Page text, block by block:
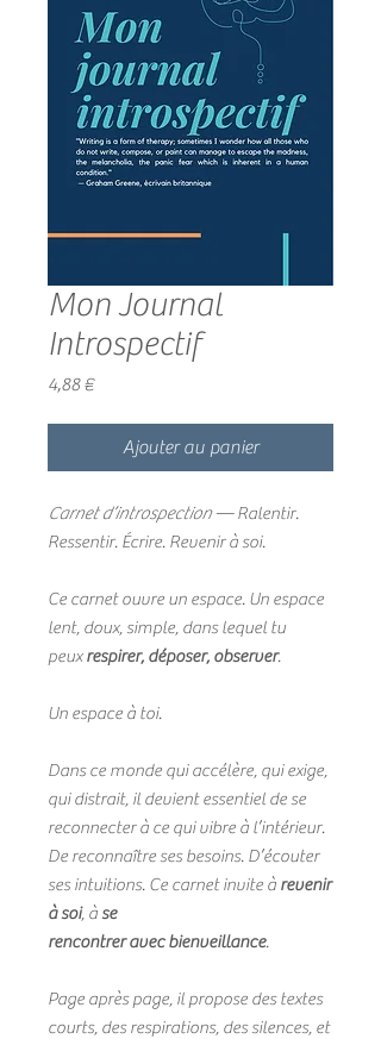
Mon Journal
Introspectif
4,88 €Prix
Ajouter au panier
Carnet d’introspection— Ralentir.
Ressentir. Écrire. Revenir à soi.
Ce carnet ouvre un espace. Un espace
lent, doux, simple, dans lequel tu
peuxrespirer, déposer, observer.
Un espace à toi.
Dans ce monde qui accélère, qui exige,
qui distrait, il devient essentiel de se
reconnecter à ce qui vibre à l’intérieur.
De reconnaître ses besoins. D’écouter
ses intuitions. Ce carnet invite à revenir
à soi, àse
rencontrer avec bienveillance.
Page après page, il propose des textes
courts, des respirations, des silences, et